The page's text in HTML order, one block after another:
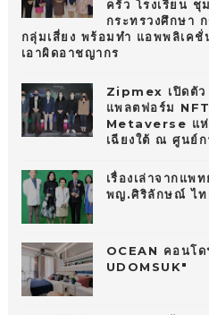
ครัว โรงเรียน
กระทรวงศึกษา
กลุ่มเสี่ยง พร้อมทำ แอพพลิเคชั่
เอาผิดอาชญากร
Zipmex เปิดตั
แพลตฟอร์ม
Metaverse แห่
เฉียงใต้ ณ ศูนย์
เรื่องเล่าจากแ
พญ.ศิริลักษณ์ ไท
OCEAN คอนโ
UDOMSUK"